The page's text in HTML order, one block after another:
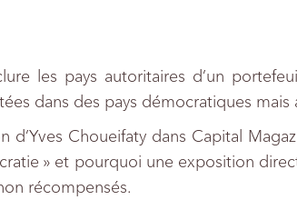
les pays autoritaires d’un
dans des pays démocratiques
d’Yves Choueifaty dans Capital
» et pourquoi une exposition
récompensés.